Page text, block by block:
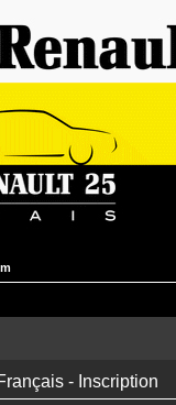
- Inscription